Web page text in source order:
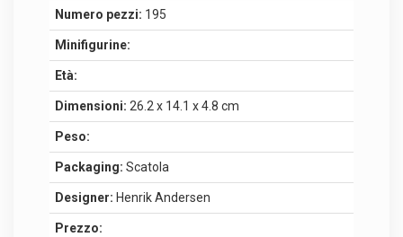
Numero pezzi: 195
Minifigurine:
Età:
Dimensioni: 26.2 x 14.1 x 4.8 cm
Peso:
Packaging: Scatola
Designer: Henrik Andersen
Prezzo: